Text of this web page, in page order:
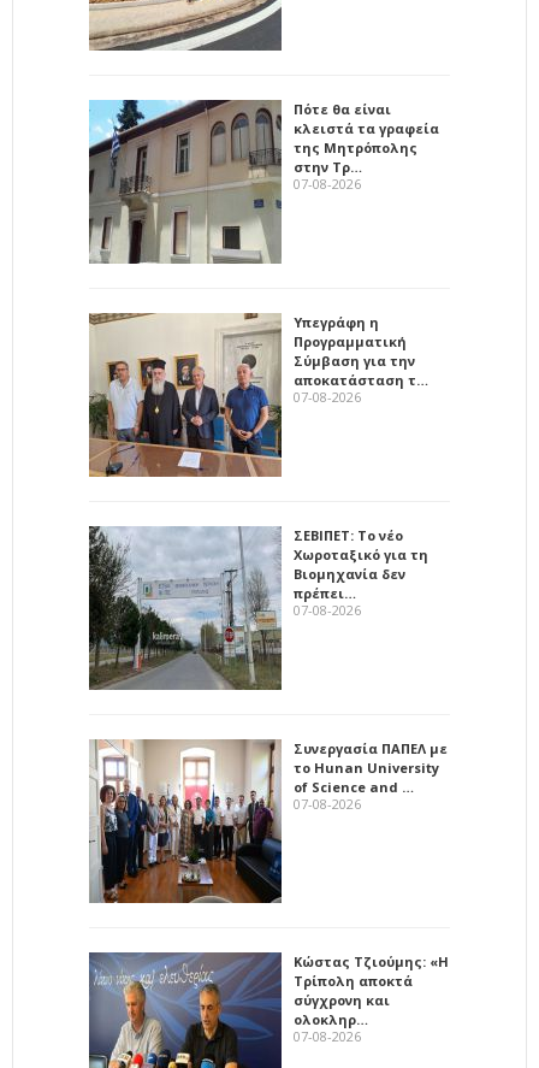
Πότε θα είναι
κλειστά τα γραφεία
της Μητρόπολης
στην Τρ…
07-08-2026
Υπεγράφη η
Προγραμματική
Σύμβαση για την
αποκατάσταση τ…
07-08-2026
ΣΕΒΙΠΕΤ: Το νέο
Χωροταξικό για τη
Βιομηχανία δεν
πρέπει…
07-08-2026
Συνεργασία ΠΑΠΕΛ με
το Hunan University
of Science and …
07-08-2026
Κώστας Τζιούμης: «Η
Τρίπολη αποκτά
σύγχρονη και
ολοκληρ…
07-08-2026